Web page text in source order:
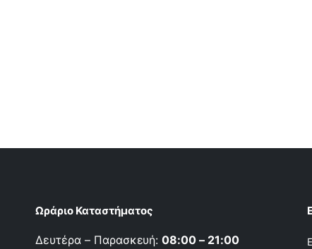
Ωράριο Καταστήματος
Δευτέρα – Παρασκευή:08:00 – 21:00